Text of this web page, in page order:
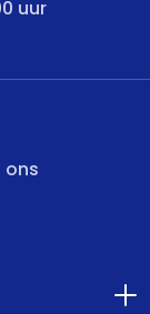
uur
ons